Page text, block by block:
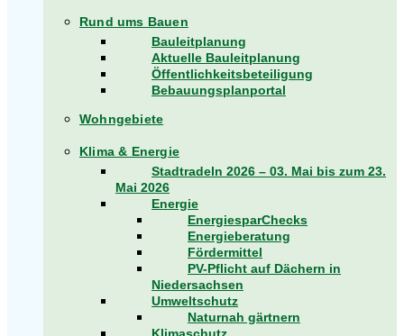
Rund ums Bauen
Bauleitplanung
Aktuelle Bauleitplanung
Öffentlichkeitsbeteiligung
Bebauungsplanportal
Wohngebiete
Klima & Energie
Stadtradeln 2026 – 03. Mai bis zum 23.
Mai 2026
Energie
EnergiesparChecks
Energieberatung
Fördermittel
PV-Pflicht auf Dächern in
Niedersachsen
Umweltschutz
Naturnah gärtnern